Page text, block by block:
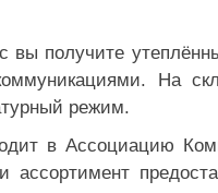
получите
На
режим.
в Ассоциацию
ассортимент